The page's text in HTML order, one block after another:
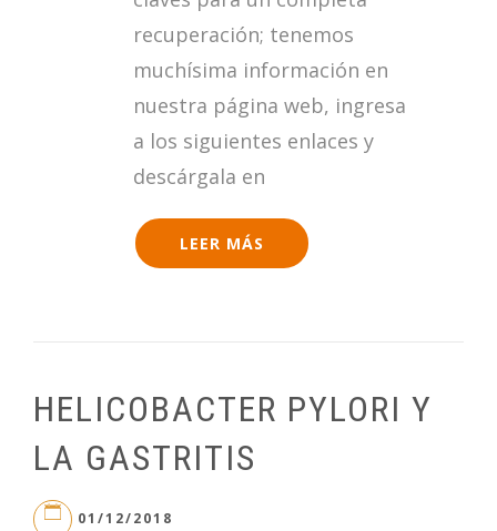
recuperación; tenemos
muchísima información en
nuestra página web, ingresa
a los siguientes enlaces y
descárgala en
LEER MÁS
HELICOBACTER PYLORI Y
LA GASTRITIS
01/12/2018